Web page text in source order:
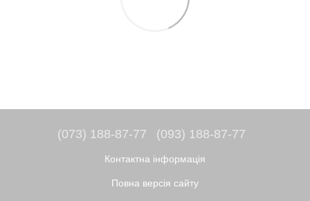
(073) 188-87-77 (093) 188-87-77
Контактна інформація
Повна версія сайту